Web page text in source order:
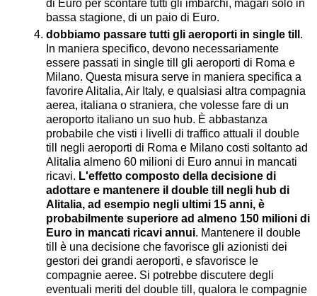
di Euro per scontare tutti gli imbarchi, magari solo in
bassa stagione, di un paio di Euro.
dobbiamo passare tutti gli aeroporti in single till .
In maniera specifico, devono necessariamente
essere passati in single till gli aeroporti di Roma e
Milano. Questa misura serve in maniera specifica a
favorire Alitalia, Air Italy, e qualsiasi altra compagnia
aerea, italiana o straniera, che volesse fare di un
aeroporto italiano un suo hub. È abbastanza
probabile che visti i livelli di traffico attuali il double
till negli aeroporti di Roma e Milano costi soltanto ad
Alitalia almeno 60 milioni di Euro annui in mancati
ricavi. L'effetto composto della decisione di
adottare e mantenere il double till negli hub di
Alitalia, ad esempio negli ultimi 15 anni, è
probabilmente superiore ad almeno 150 milioni di
Euro in mancati ricavi annui. Mantenere il double
till è una decisione che favorisce gli azionisti dei
gestori dei grandi aeroporti, e sfavorisce le
compagnie aeree. Si potrebbe discutere degli
eventuali meriti del double till, qualora le compagnie